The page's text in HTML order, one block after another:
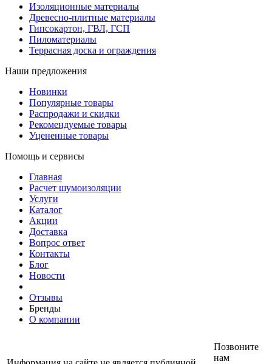
Изоляционные материалы
Древесно-плитные материалы
Гипсокартон, ГВЛ, ГСП
Пиломатериалы
Террасная доска и ограждения
Наши предложения
Новинки
Популярные товары
Распродажи и скидки
Рекомендуемые товары
Уцененные товары
Помощь и сервисы
Главная
Расчет шумоизоляции
Услуги
Каталог
Акции
Доставка
Вопрос ответ
Контакты
Блог
Новости
Отзывы
Бренды
О компании
Позвоните
нам